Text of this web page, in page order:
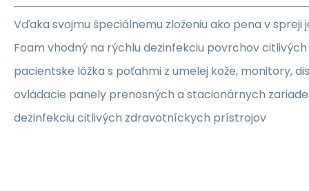
Vďaka svojmu špeciálnemu zloženiu ako pena v spreji
Foam vhodný na rýchlu dezinfekciu povrchov citlivých
pacientske lôžka s poťahmi z umelej kože, monitory,
ovládacie panely prenosných a stacionárnych
dezinfekciu citlivých zdravotníckych prístrojov